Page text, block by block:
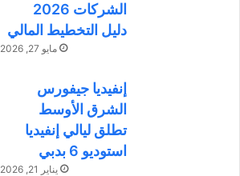
الشركات 2026
دليل التخطيط المالي
مايو 27, 2026
إنفيديا جيفورس
الشرق الأوسط
تطلق ليالي إنفيديا
استوديو 6 بدبي
يناير 21, 2026